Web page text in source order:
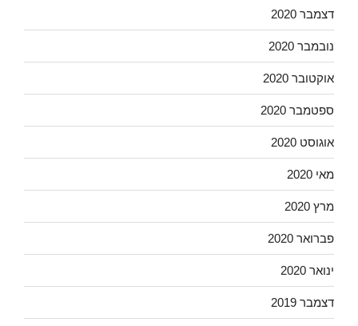
דצמבר 2020
נובמבר 2020
אוקטובר 2020
ספטמבר 2020
אוגוסט 2020
מאי 2020
מרץ 2020
פברואר 2020
ינואר 2020
דצמבר 2019